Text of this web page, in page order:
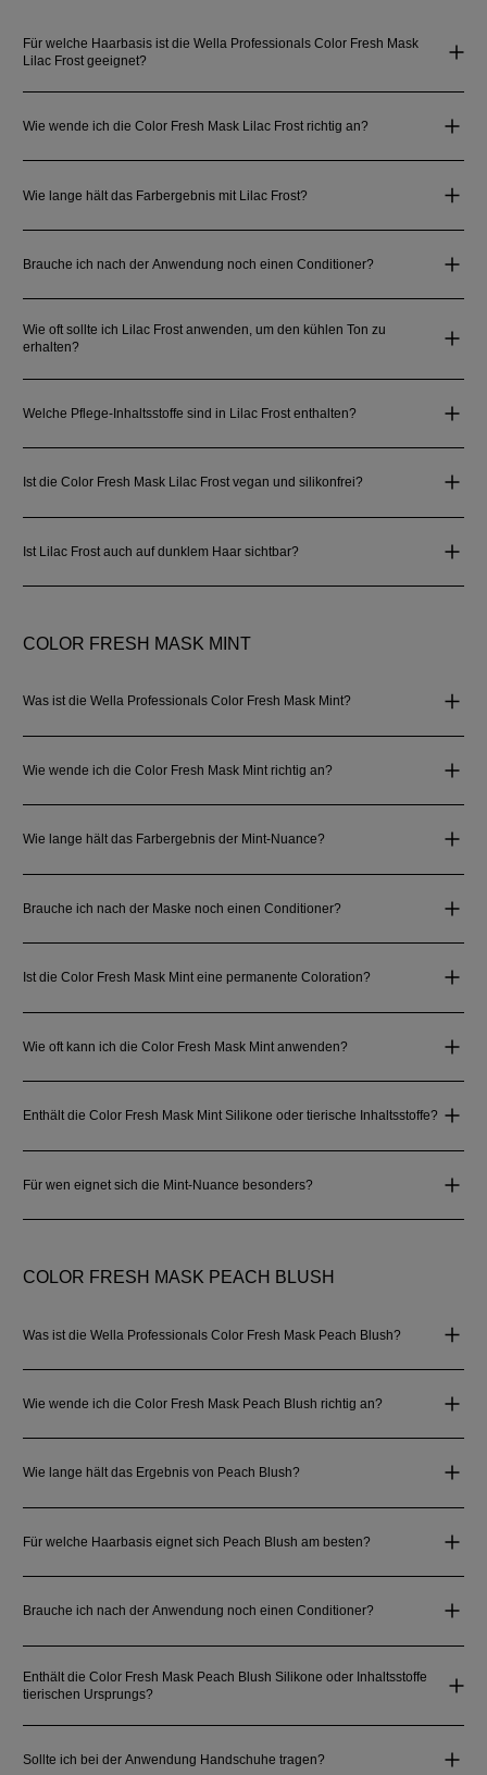
Für welche Haarbasis ist die Wella Professionals Color Fresh Mask
Lilac Frost geeignet?
Wie wende ich die Color Fresh Mask Lilac Frost richtig an?
Wie lange hält das Farbergebnis mit Lilac Frost?
Brauche ich nach der Anwendung noch einen Conditioner?
Wie oft sollte ich Lilac Frost anwenden, um den kühlen Ton zu
erhalten?
Welche Pflege-Inhaltsstoffe sind in Lilac Frost enthalten?
Ist die Color Fresh Mask Lilac Frost vegan und silikonfrei?
Ist Lilac Frost auch auf dunklem Haar sichtbar?
COLOR FRESH MASK MINT
Was ist die Wella Professionals Color Fresh Mask Mint?
Wie wende ich die Color Fresh Mask Mint richtig an?
Wie lange hält das Farbergebnis der Mint‑Nuance?
Brauche ich nach der Maske noch einen Conditioner?
Ist die Color Fresh Mask Mint eine permanente Coloration?
Wie oft kann ich die Color Fresh Mask Mint anwenden?
Enthält die Color Fresh Mask Mint Silikone oder tierische Inhaltsstoffe?
Für wen eignet sich die Mint‑Nuance besonders?
COLOR FRESH MASK PEACH BLUSH
Was ist die Wella Professionals Color Fresh Mask Peach Blush?
Wie wende ich die Color Fresh Mask Peach Blush richtig an?
Wie lange hält das Ergebnis von Peach Blush?
Für welche Haarbasis eignet sich Peach Blush am besten?
Brauche ich nach der Anwendung noch einen Conditioner?
Enthält die Color Fresh Mask Peach Blush Silikone oder Inhaltsstoffe
tierischen Ursprungs?
Sollte ich bei der Anwendung Handschuhe tragen?